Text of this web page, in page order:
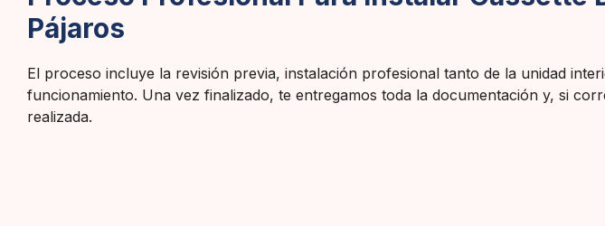
Pájaros
El proceso incluye la revisión previa, instalación profesional tanto de la unidad
funcionamiento. Una vez finalizado, te entregamos toda la documentación y, si
realizada.